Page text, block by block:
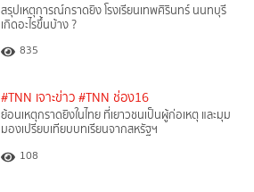
สรุปเหตุการณ์กราดยิง โรงเรียนเทพศิรินทร์ นนทบุรี
เกิดอะไรขึ้นบ้าง ?
835
#TNN เจาะข่าว #TNN ช่อง16
ย้อนเหตุกราดยิงในไทย ที่เยาวชนเป็นผู้ก่อเหตุ และมุม
มองเปรียบเทียบบทเรียนจากสหรัฐฯ
108